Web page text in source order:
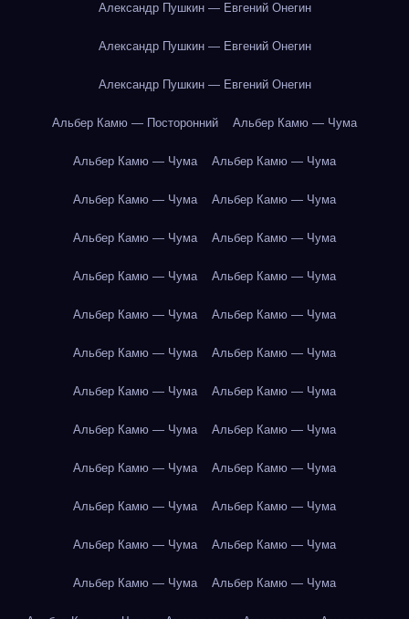
Александр Пушкин — Евгений Онегин
Александр Пушкин — Евгений Онегин
Александр Пушкин — Евгений Онегин
Альбер Камю — Посторонний Альбер Камю — Чума
Альбер Камю — Чума Альбер Камю — Чума
Альбер Камю — Чума Альбер Камю — Чума
Альбер Камю — Чума Альбер Камю — Чума
Альбер Камю — Чума Альбер Камю — Чума
Альбер Камю — Чума Альбер Камю — Чума
Альбер Камю — Чума Альбер Камю — Чума
Альбер Камю — Чума Альбер Камю — Чума
Альбер Камю — Чума Альбер Камю — Чума
Альбер Камю — Чума Альбер Камю — Чума
Альбер Камю — Чума Альбер Камю — Чума
Альбер Камю — Чума Альбер Камю — Чума
Альбер Камю — Чума Альбер Камю — Чума